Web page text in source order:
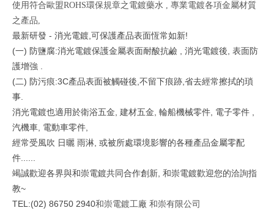
使用符合歐盟ROHS環保規章之電鍍藥水 , 專業電鍍各項金屬材質
之產品,
最新研發 - 消光電鍍,可保護產品表面恆常如新!
(一) 防鹽腐:消光電鍍保護金屬表面耐酸抗鹼 , 消光電鍍後, 表面防
護增強 .
(二) 防污痕:3C產品表面被觸碰後,不留下痕跡,省去經常擦拭的瑣
事.
消光電鍍也適用於衛浴五金, 建材五金, 輪船機械零件, 電子零件 ,
汽機車, 電動車零件,
經常受風吹 日曬 雨淋, 或被所處環境影響的各種產品金屬零配
件......
竭誠歡迎各界與和崇電鍍共同合作創新, 和崇電鍍歡迎您的洽詢指
教~
TEL:(02) 86750 2940和崇電鍍工廠 和崇有限公司